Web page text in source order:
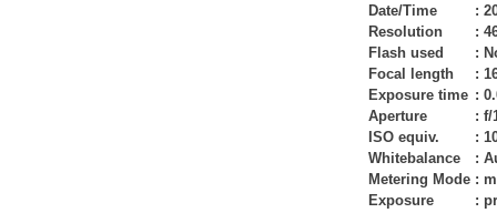
Date/Time
:
Resolution
:
Flash used
:
Focal length
:
Exposure time :
Aperture
: f/
ISO equiv.
:
Whitebalance
:
Metering Mode :
Exposure
: